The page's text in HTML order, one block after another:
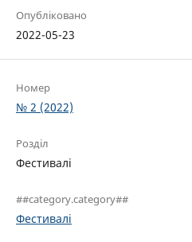
Опубліковано
2022-05-23
Номер
№ 2 (2022)
Розділ
Фестивалі
##category.category##
Фестивалі